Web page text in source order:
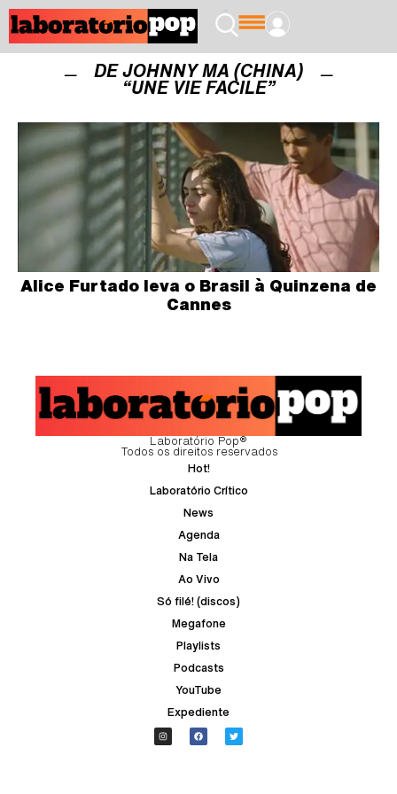
DE JOHNNY MA (CHINA)
“UNE VIE FACILE”
Alice Furtado leva o Brasil à Quinzena de
Cannes
Laboratório Pop®
Todos os direitos reservados
Hot!
Laboratório Crítico
News
Agenda
Na Tela
Ao Vivo
Só filé! (discos)
Megafone
Playlists
Podcasts
YouTube
Expediente